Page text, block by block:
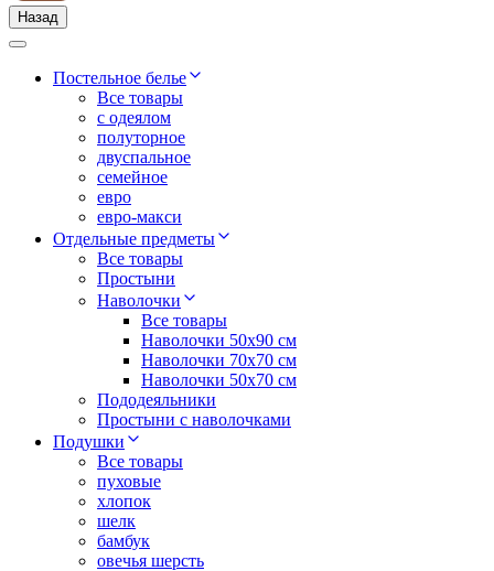
Назад
Постельное белье
Все товары
с одеялом
полуторное
двуспальное
семейное
евро
евро-макси
Отдельные предметы
Все товары
Простыни
Наволочки
Все товары
Наволочки 50x90 см
Наволочки 70x70 cм
Наволочки 50х70 см
Пододеяльники
Простыни с наволочками
Подушки
Все товары
пуховые
хлопок
шелк
бамбук
овечья шерсть